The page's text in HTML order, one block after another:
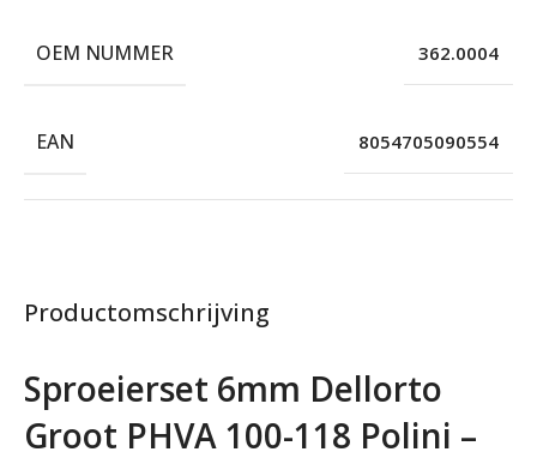
Productomschrijving
Sproeierset 6mm Dellorto
Groot PHVA 100-118 Polini –
OEM NUMMER 362.0004
EAN 8054705090554